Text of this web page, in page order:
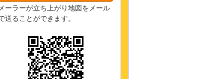
ーラーが立ち上がり地図をメール
送ることができます。